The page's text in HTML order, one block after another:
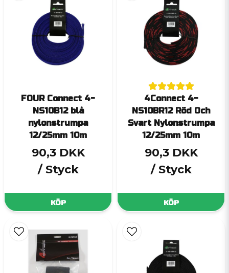
FOUR Connect 4-
NS10B12 blå
nylonstrumpa
12/25mm 10m
90,3 DKK
/ Styck
KÖP
4Connect 4-
NS10BR12 Röd Och
Svart Nylonstrumpa
12/25mm 10m
90,3 DKK
/ Styck
KÖP